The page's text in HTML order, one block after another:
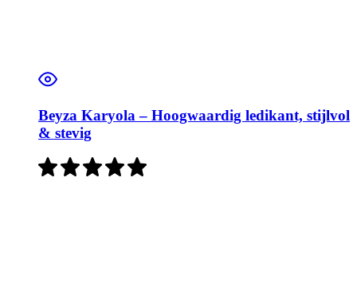
Beyza Karyola – Hoogwaardig ledikant, stijlvol
& stevig